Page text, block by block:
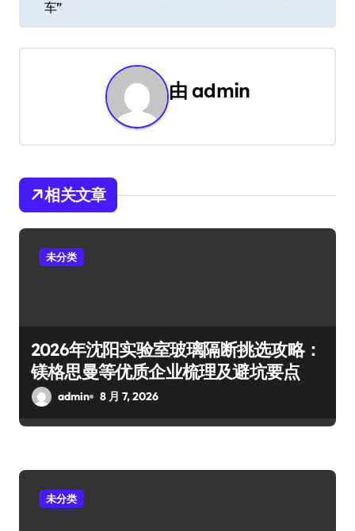
导
车”
由admin
相关文章
未分类
2026年沈阳实验室玻璃隔断挑选攻略：
镁格思曼等优质企业梳理及避坑要点
admin 8 月 7, 2026
未分类